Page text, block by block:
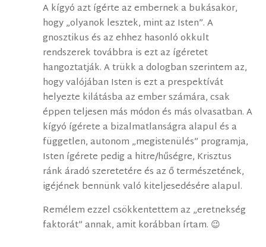
A kígyó azt ígérte az embernek a bukásakor,
hogy „olyanok lesztek, mint az Isten”. A
gnosztikus és az ehhez hasonló okkult
rendszerek továbbra is ezt az ígéretet
hangoztatják. A trükk a dologban szerintem az,
hogy valójában Isten is ezt a prespektívát
helyezte kilátásba az ember számára, csak
éppen teljesen más módon és más olvasatban. A
kígyó ígérete a bizalmatlanságra alapul és a
független, autonom „megistenülés” programja,
Isten ígérete pedig a hitre/hűségre, Krisztus
ránk áradó szeretetére és az ő természetének,
igéjének bennünk való kiteljesedésére alapul.
Remélem ezzel csökkentettem az „eretnekség
faktorát” annak, amit korábban írtam. 😉